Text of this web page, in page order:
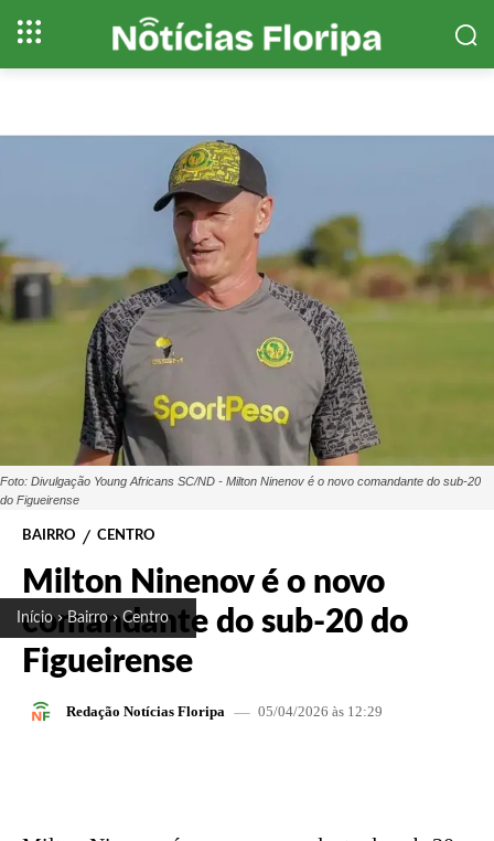
Início Bairro Centro
Foto: Divulgação Young Africans SC/ND - Milton Ninenov é o novo comandante do sub-20
do Figueirense
BAIRRO CENTRO
Milton Ninenov é o novo
comandante do sub-20 do
Figueirense
Redação Notícias Floripa 05/04/2026 às 12:29